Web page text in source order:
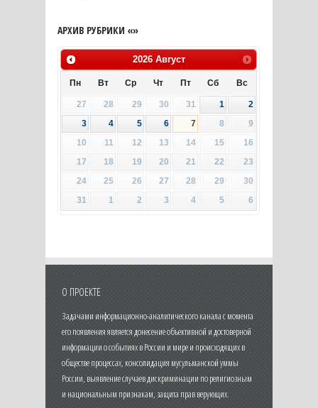
АРХИВ РУБРИКИ «»
2026 Август
Пн Вт Ср Чт Пт Сб Вс
27 28 29 30 31 1
2
3
4 5 6 7 8
9
10
11 12 13 14 15
16
17
18 19 20 21 22
23
24
25 26 27 28 29
30
31
1 2 3 4 5 6
О ПРОЕКТЕ
Задачами информационно-аналитического канала с момента
его появления является донесение объективной и достоверной
информации о событиях в России и мире и происходящих в
обществе процессах, консолидация мусульманской уммы
России, выявление случаев дискриминации по религиозным
и национальным признакам, защита прав верующих.